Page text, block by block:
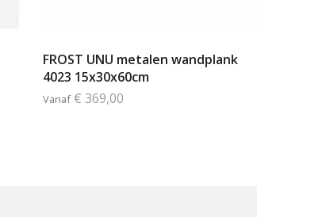
FROST UNU metalen wandplank
4023 15x30x60cm
Vanaf € 369,00